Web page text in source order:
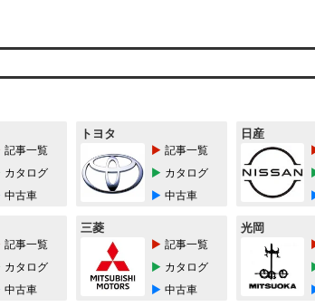
記事一覧
カタログ
中古車
トヨタ
記事一覧
カタログ
中古車
日産
記事一覧
カタログ
中古車
三菱
記事一覧
カタログ
中古車
光岡